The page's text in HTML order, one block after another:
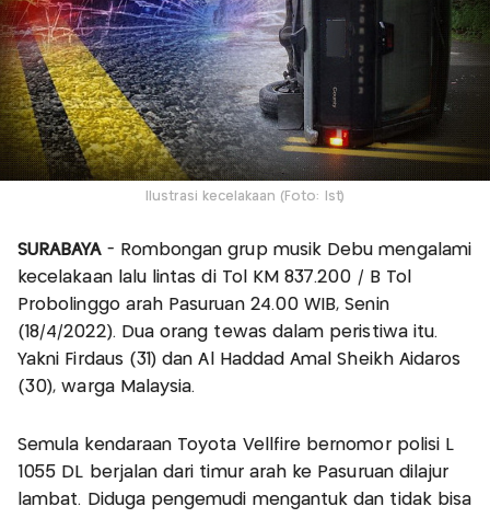
Ilustrasi kecelakaan (Foto: Ist)
SURABAYA- Rombongan grup musik Debu mengalami
kecelakaan lalu lintas di Tol KM 837.200 / B Tol
Probolinggo arah Pasuruan 24.00 WIB, Senin
(18/4/2022). Dua orang tewas dalam peristiwa itu.
Yakni Firdaus (31) dan Al Haddad Amal Sheikh Aidaros
(30), warga Malaysia.
Semula kendaraan Toyota Vellfire bernomor polisi L
1055 DL berjalan dari timur arah ke Pasuruan dilajur
lambat. Diduga pengemudi mengantuk dan tidak bisa